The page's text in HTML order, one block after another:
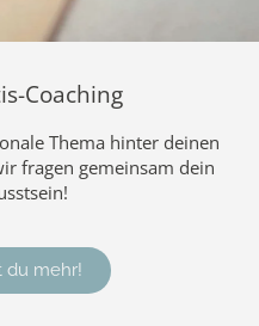
Coaching
Thema hinter deinen
fragen gemeinsam dein
du mehr!